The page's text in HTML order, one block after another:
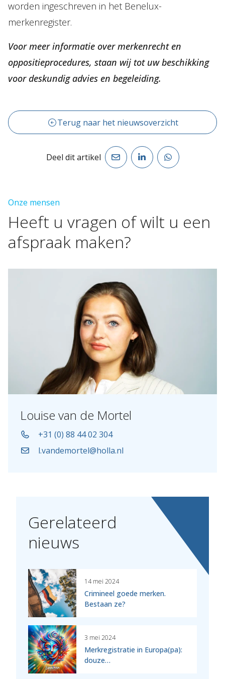
worden ingeschreven in het Benelux-
merkenregister.
Voor meer informatie over merkenrecht en
oppositieprocedures, staan wij tot uw beschikking
voor deskundig advies en begeleiding.
Terug naar het nieuwsoverzicht
Deel dit artikel
Onze mensen
Heeft u vragen ofwilt u een
afspraak maken?
Louise van de Mortel
+31 (0) 88 44 02 304
l.vandemortel@holla.nl
Gerelateerd
nieuws
14 mei 2024
Crimineel goede merken.
Bestaan ze?
3 mei 2024
Merkregistratie in Europa(pa):
douze…